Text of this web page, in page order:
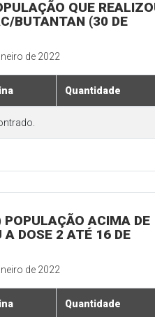
QUE
BUTANTAN (30 DE
de 2022
Quantidade
POPULAÇÃO ACIMA DE
A DOSE 2 ATÉ 16 DE
de 2022
Quantidade